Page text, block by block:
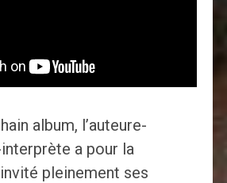
album, l’auteure-
a pour la
pleinement ses